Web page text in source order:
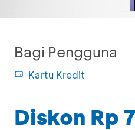
Bagi Pengguna
Kartu Kredit
Diskon Rp